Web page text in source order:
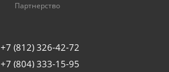
Партнерство
+7 (812) 326-42-72
+7 (804) 333-15-95